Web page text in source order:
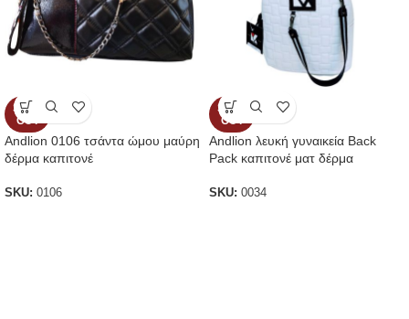
SOLD
OUT
Andlion 0106 τσάντα ώμου μαύρη
δέρμα καπιτονέ
SKU: 0106
SOLD
OUT
Andlion λευκή γυναικεία Back
Pack καπιτονέ ματ δέρμα
SKU: 0034